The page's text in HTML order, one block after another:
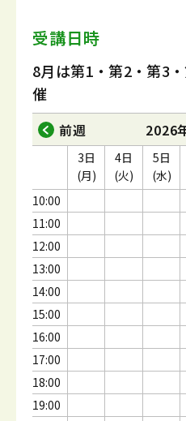
受講日時
8月は第1・第2・第3
催
前週 2026
10:00
11:00
12:00
13:00
14:00
15:00
16:00
17:00
18:00
19:00
3日
(月)
4日
(火)
5日
(水)